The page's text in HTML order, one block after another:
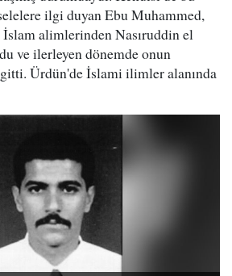
ilgi duyan Ebu Muhammed,
alimlerinden Nasıruddin el
ve ilerleyen dönemde onun
gitti. Ürdün'de İslami ilimler alanında